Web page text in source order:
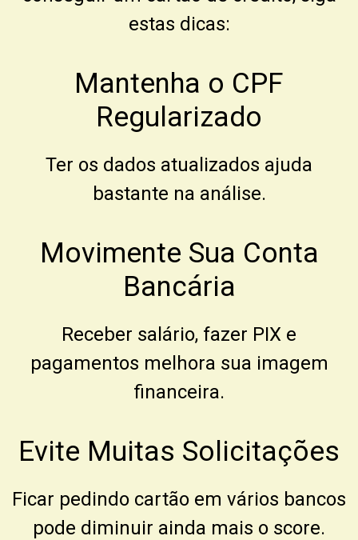
estas dicas:
Mantenha o CPF
Regularizado
Ter os dados atualizados ajuda
bastante na análise.
Movimente Sua Conta
Bancária
Receber salário, fazer PIX e
pagamentos melhora sua imagem
financeira.
Evite Muitas Solicitações
Ficar pedindo cartão em vários bancos
pode diminuir ainda mais o score.